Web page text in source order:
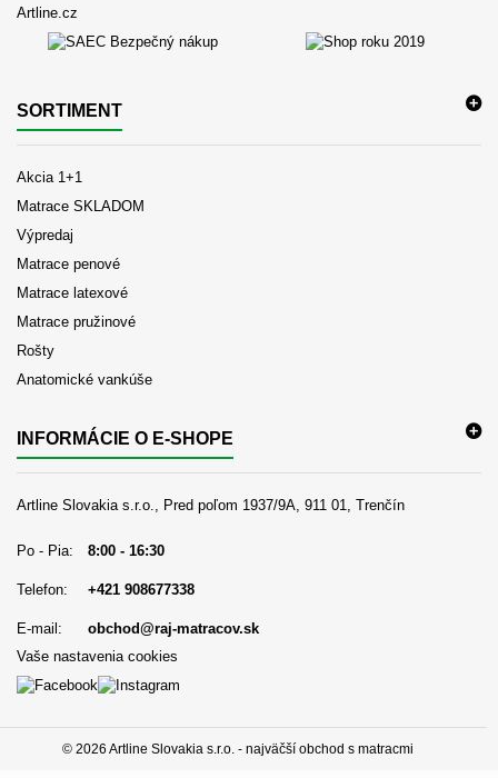
© 2026 Artline Slovakia s.r.o. - najväčší obchod s matracmi
Artline.cz
SORTIMENT
Akcia 1+1
Matrace SKLADOM
Výpredaj
Matrace penové
Matrace latexové
Matrace pružinové
Rošty
Anatomické vankúše
INFORMÁCIE O E-SHOPE
Artline Slovakia s.r.o., Pred poľom 1937/9A, 911 01, Trenčín
Po - Pia: 8:00 - 16:30
Telefon: +421 908677338
E-mail:
obchod@raj-matracov.sk
Vaše nastavenia cookies